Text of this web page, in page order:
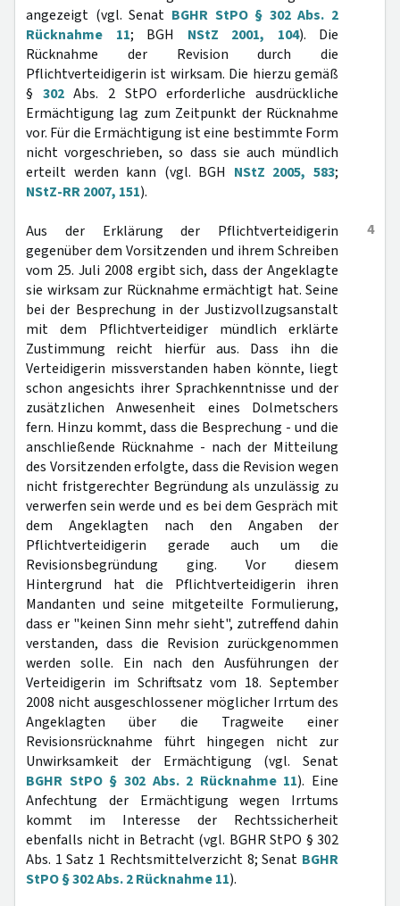
angezeigt (vgl. Senat BGHR StPO § 302 Abs. 2
Rücknahme 11; BGH NStZ 2001, 104). Die
Rücknahme der Revision durch die
Pflichtverteidigerin ist wirksam. Die hierzu gemäß
§ 302Abs. 2 StPO erforderliche ausdrückliche
Ermächtigung lag zum Zeitpunkt der Rücknahme
vor. Für die Ermächtigung ist eine bestimmte Form
nicht vorgeschrieben, so dass sie auch mündlich
erteilt werden kann (vgl. BGH NStZ 2005, 583;
NStZ-RR 2007, 151).
4
Aus der Erklärung der Pflichtverteidigerin
gegenüber dem Vorsitzenden und ihrem Schreiben
vom 25. Juli 2008 ergibt sich, dass der Angeklagte
sie wirksam zur Rücknahme ermächtigt hat. Seine
bei der Besprechung in der Justizvollzugsanstalt
mit dem Pflichtverteidiger mündlich erklärte
Zustimmung reicht hierfür aus. Dass ihn die
Verteidigerin missverstanden haben könnte, liegt
schon angesichts ihrer Sprachkenntnisse und der
zusätzlichen Anwesenheit eines Dolmetschers
fern. Hinzu kommt, dass die Besprechung - und die
anschließende Rücknahme - nach der Mitteilung
des Vorsitzenden erfolgte, dass die Revision wegen
nicht fristgerechter Begründung als unzulässig zu
verwerfen sein werde und es bei dem Gespräch mit
dem Angeklagten nach den Angaben der
Pflichtverteidigerin gerade auch um die
Revisionsbegründung ging. Vor diesem
Hintergrund hat die Pflichtverteidigerin ihren
Mandanten und seine mitgeteilte Formulierung,
dass er "keinen Sinn mehr sieht", zutreffend dahin
verstanden, dass die Revision zurückgenommen
werden solle. Ein nach den Ausführungen der
Verteidigerin im Schriftsatz vom 18. September
2008 nicht ausgeschlossener möglicher Irrtum des
Angeklagten über die Tragweite einer
Revisionsrücknahme führt hingegen nicht zur
Unwirksamkeit der Ermächtigung (vgl. Senat
BGHR StPO § 302 Abs. 2 Rücknahme 11). Eine
Anfechtung der Ermächtigung wegen Irrtums
kommt im Interesse der Rechtssicherheit
ebenfalls nicht in Betracht (vgl. BGHR StPO § 302
Abs. 1 Satz 1 Rechtsmittelverzicht 8; Senat BGHR
StPO § 302 Abs. 2 Rücknahme 11).